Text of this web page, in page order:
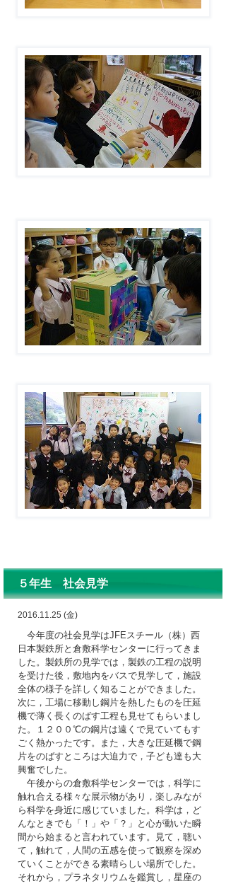
５年生 社会見学
2016.11.25 (金)
今年度の社会見学はJFEスチール（株）西
日本製鉄所と倉敷科学センターに行ってきま
した。製鉄所の見学では，製鉄の工程の説明
を受けた後，敷地内をバスで見学して，施設
全体の様子を詳しく知ることができました。
次に，工場に移動し鋼片を熱したものを圧延
機で薄く長くのばす工程も見せてもらいまし
た。１２００℃の鋼片は遠くで見ていてもす
ごく熱かったです。また，大きな圧延機で鋼
片をのばすところは大迫力で，子ども達も大
興奮でした。
午後からの倉敷科学センターでは，科学に
触れ合える様々な展示物があり，楽しみなが
ら科学を身近に感じていました。科学は，ど
んなときでも「！」や「？」と心が動いた瞬
間から始まると言われています。見て，聴い
て，触れて，人間の五感を使って観察を深め
ていくことができる素晴らしい場所でした。
それから，プラネタリウムを鑑賞し，星座の